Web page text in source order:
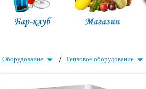
Оборудование / Тепловое оборудование